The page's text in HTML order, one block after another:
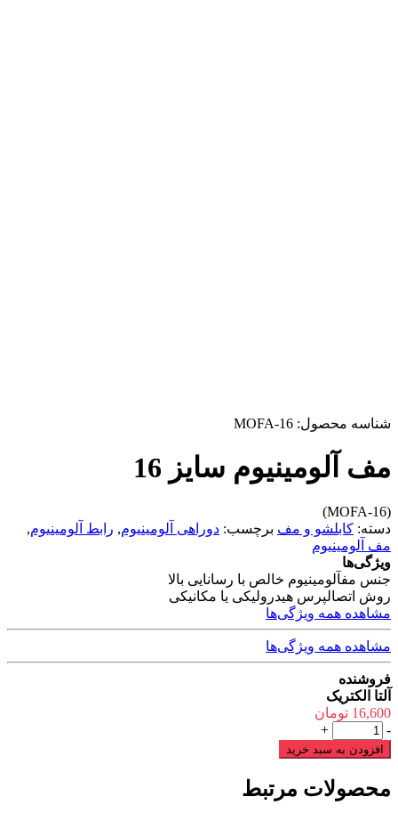
شناسه محصول: MOFA-16
مف آلومینیوم سایز 16
(MOFA-16)
دسته: کابلشو و مف برچسب: دوراهی آلومینیوم, رابط آلومینیوم,
مف آلومینیوم
ویژگی‌ها
جنس مفآلومینیوم خالص با رسانایی بالا
روش اتصالپرس هیدرولیکی یا مکانیکی
مشاهده همه ویژگی‌ها
مشاهده همه ویژگی‌ها
فروشنده
آلتا الکتریک
16,600 تومان
مف
آلومینیوم
سایز
عدد
-
+
افزودن به سبد خرید
محصولات مرتبط